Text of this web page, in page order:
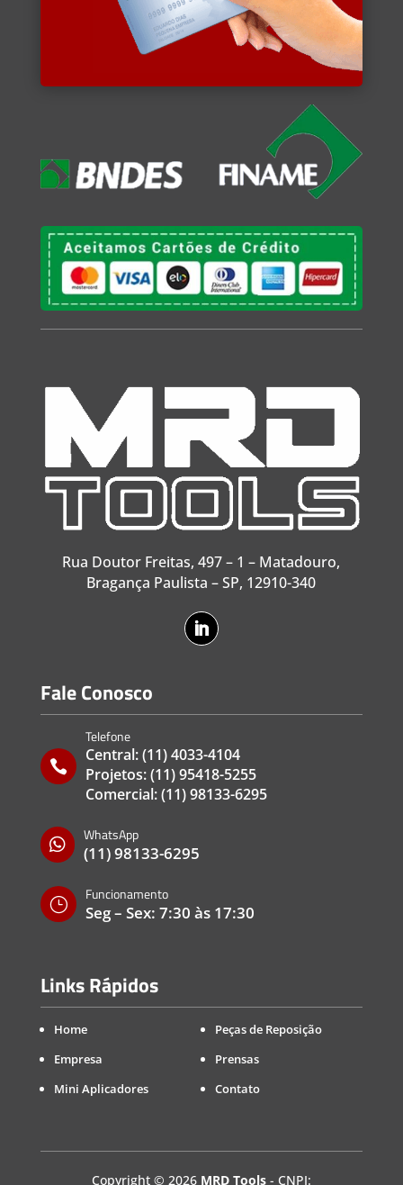
Rua Doutor Freitas, 497 – 1 – Matadouro,
Bragança Paulista – SP, 12910-340
Fale Conosco

Telefone
Central:(11) 4033-4104
Projetos:(11) 95418-5255
Comercial:(11) 98133-6295

WhatsApp
(11) 98133-6295
}
Funcionamento
Seg – Sex: 7:30 às 17:30
Links Rápidos
Home
Empresa
Mini Aplicadores
Peças de Reposição
Prensas
Contato
Copyright © 2026 MRD Tools- CNPJ: